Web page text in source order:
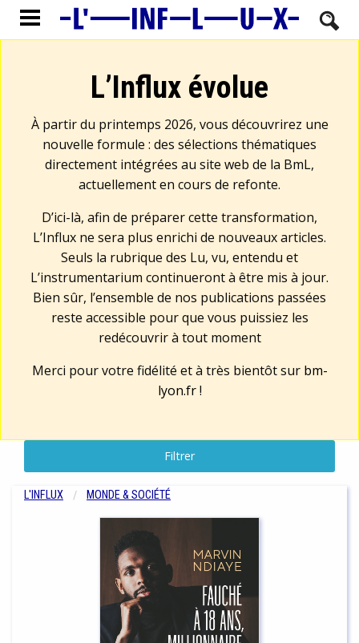
L’Influx évolue
À partir du printemps 2026, vous découvrirez une
nouvelle formule : des sélections thématiques
directement intégrées au site web de la BmL,
actuellement en cours de refonte.
D’ici-là, afin de préparer cette transformation,
L’Influx ne sera plus enrichi de nouveaux articles.
Seuls la rubrique des Lu, vu, entendu et
L’instrumentarium continueront à être mis à jour.
Bien sûr, l’ensemble de nos publications passées
reste accessible pour que vous puissiez les
redécouvrir à tout moment
Merci pour votre fidélité et à très bientôt sur bm-
lyon.fr!
Filtrer
L'INFLUX MONDE & SOCIÉTÉ